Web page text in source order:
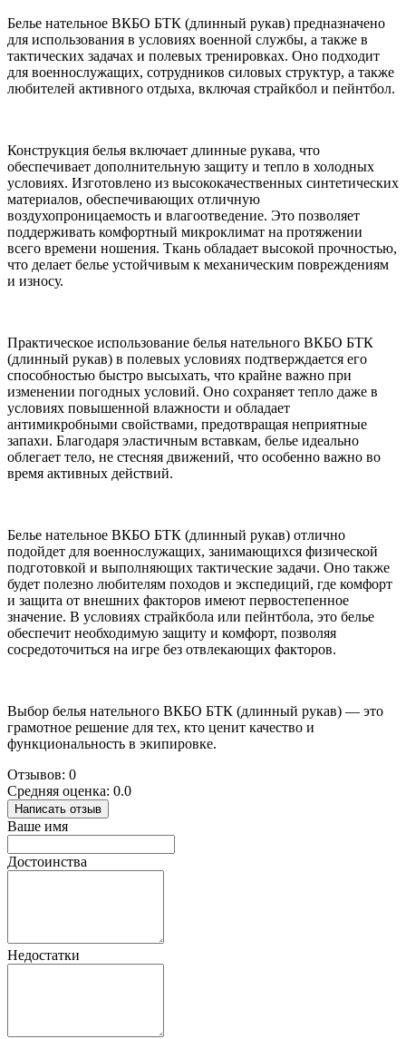
Белье нательное ВКБО БТК (длинный рукав) предназначено
для использования в условиях военной службы, а также в
тактических задачах и полевых тренировках. Оно подходит
для военнослужащих, сотрудников силовых структур, а также
любителей активного отдыха, включая страйкбол и пейнтбол.
Конструкция белья включает длинные рукава, что
обеспечивает дополнительную защиту и тепло в холодных
условиях. Изготовлено из высококачественных синтетических
материалов, обеспечивающих отличную
воздухопроницаемость и влагоотведение. Это позволяет
поддерживать комфортный микроклимат на протяжении
всего времени ношения. Ткань обладает высокой прочностью,
что делает белье устойчивым к механическим повреждениям
и износу.
Практическое использование белья нательного ВКБО БТК
(длинный рукав) в полевых условиях подтверждается его
способностью быстро высыхать, что крайне важно при
изменении погодных условий. Оно сохраняет тепло даже в
условиях повышенной влажности и обладает
антимикробными свойствами, предотвращая неприятные
запахи. Благодаря эластичным вставкам, белье идеально
облегает тело, не стесняя движений, что особенно важно во
время активных действий.
Белье нательное ВКБО БТК (длинный рукав) отлично
подойдет для военнослужащих, занимающихся физической
подготовкой и выполняющих тактические задачи. Оно также
будет полезно любителям походов и экспедиций, где комфорт
и защита от внешних факторов имеют первостепенное
значение. В условиях страйкбола или пейнтбола, это белье
обеспечит необходимую защиту и комфорт, позволяя
сосредоточиться на игре без отвлекающих факторов.
Выбор белья нательного ВКБО БТК (длинный рукав) — это
грамотное решение для тех, кто ценит качество и
функциональность в экипировке.
Отзывов: 0
Средняя оценка: 0.0
Написать отзыв
Ваше имя
Достоинства
Недостатки